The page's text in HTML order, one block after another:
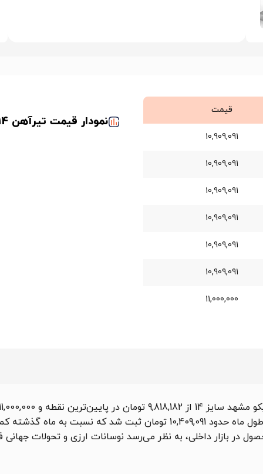
قیمت
10,909,091
10,909,091
10,909,091
10,909,091
10,909,091
10,909,091
11,000,000
نمودار قیمت تیرآهن 14 فایکو مشهد
بازار داخلی، به نظر می‌رسد نوسانات ارزی و تحولات جهانی